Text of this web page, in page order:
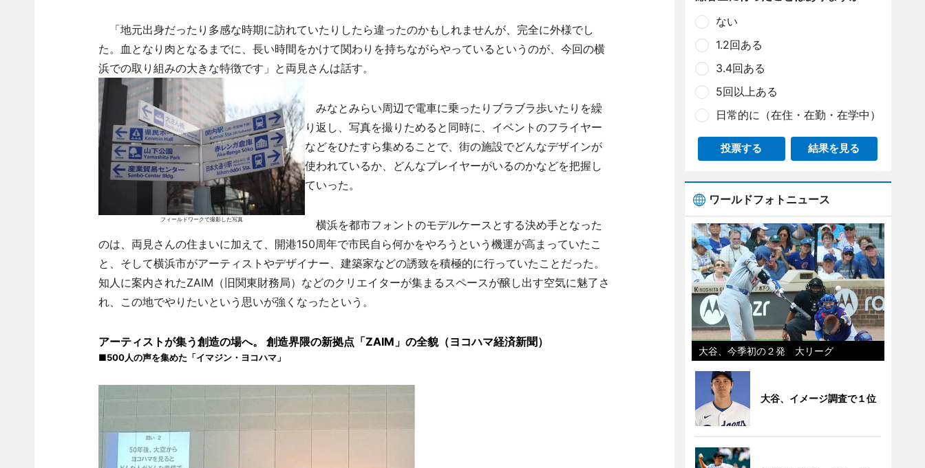
「地元出身だったり多感な時期に訪れていたりしたら違ったのかもしれませんが、完全に外様でし
た。血となり肉となるまでに、長い時間をかけて関わりを持ちながらやっているというのが、今回の横
浜での取り組みの大きな特徴です」と両見さんは話す。
フィールドワークで撮影した写真
みなとみらい周辺で電車に乗ったりブラブラ歩いたりを繰
り返し、写真を撮りためると同時に、イベントのフライヤー
などをひたすら集めることで、街の施設でどんなデザインが
使われているか、どんなプレイヤーがいるのかなどを把握し
ていった。
横浜を都市フォントのモデルケースとする決め手となった
のは、両見さんの住まいに加えて、開港150周年で市民自ら何かをやろうという機運が高まっていたこ
と、そして横浜市がアーティストやデザイナー、建築家などの誘致を積極的に行っていたことだった。
知人に案内されたZAIM（旧関東財務局）などのクリエイターが集まるスペースが醸し出す空気に魅了さ
れ、この地でやりたいという思いが強くなったという。
アーティストが集う創造の場へ。 創造界隈の新拠点「ZAIM」の全貌（ヨコハマ経済新聞）
■500人の声を集めた「イマジン・ヨコハマ」
ない
1.2回ある
3.4回ある
5回以上ある
日常的に（在住・在勤・在学中）
投票する 結果を見る
ワールドフォトニュース
大谷、今季初の２発 大リーグ
大谷、イメージ調査で１位